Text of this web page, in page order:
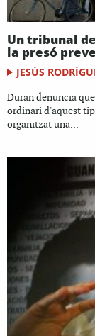
Un tribunal
la presó
JESÚS
Duran denuncia
ordinari d'aquest
organitzat una...